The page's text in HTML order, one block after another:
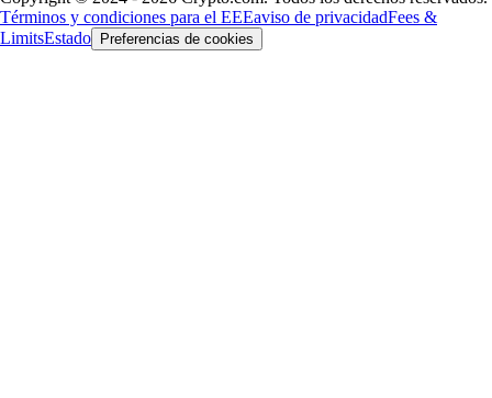
Términos y condiciones para el EEEaviso de privacidadFees &
LimitsEstado Preferencias de cookies